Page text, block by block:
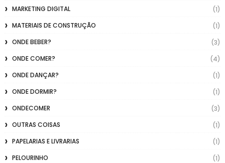
MARKETING DIGITAL
(1)
MATERIAIS DE CONSTRUÇÃO
(1)
ONDE BEBER?
(3)
ONDE COMER?
(4)
ONDE DANÇAR?
(1)
ONDE DORMIR?
(1)
ONDECOMER
(3)
OUTRAS COISAS
(1)
PAPELARIAS E LIVRARIAS
(1)
PELOURINHO
(1)